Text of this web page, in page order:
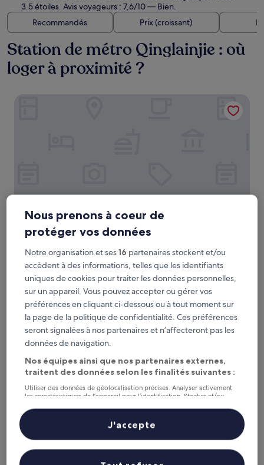
3.5 étoiles. Avis voyageurs : 7,6/10 — Bien.
Recommandés
Prix (croissant)
Station de métro Qinglainjie : où
loger à proximité ?
Jumeirah Nanjing Hotel
Jumeirah Nanjing Hotel
Hébergement
5.0 étoiles
District de Jianye, à 1,8 km de : Station de métro Qinglainjie
10.0
sur
10,
Exceptionnel,
(21 avis)
10/10 Exceptionnel (21 avis)
Le
prix
est
152 €
taxes et frais compris
9 août - 10 août
Renaissance Nanjing Olympic Centre Hotel
Nous prenons à coeur de
protéger vos données
Notre organisation et ses16 partenaires stockent et/ou
accèdent à des informations, telles que les identifiants
uniques de cookies pour traiter les données personnelles,
sur un appareil. Vous pouvez accepter ou gérer vos
préférences en cliquant ci-dessous ou à tout moment sur
la page de la politique de confidentialité. Ces préférences
seront signalées à nos partenaires et n’affecteront pas les
données de navigation.
Nos équipes ainsi que nos partenaires externes,
traitent des données selon les finalités suivantes :
Utiliser des données de géolocalisation précises. Analyser activement
les caractéristiques de l’appareil pour l’identification. Stocker et/ou
personnalisés, mesure de performance des publicités et du contenu,
études d’audience et développement de services.
Liste de nos partenaires (fournisseurs)
J'accepte